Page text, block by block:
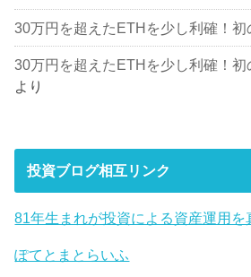
30万円を超えたETHを少し利確！初
30万円を超えたETHを少し利確！初
より
投資ブログ相互リンク
81年生まれが投資による資産運用を
ぽてとまとらいふ